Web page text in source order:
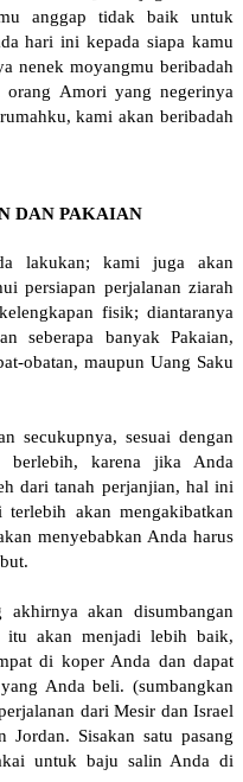
anggap tidak baik untuk
hari ini kepada siapa kamu
nenek moyangmu beribadah
orang Amori yang negerinya
kami akan beribadah
DAN PAKAIAN
lakukan; kami juga akan
persiapan perjalanan ziarah
fisik; diantaranya
seberapa banyak Pakaian,
obatan, maupun Uang Saku
secukupnya, sesuai dengan
karena jika Anda
dari tanah perjanjian, hal ini
akan mengakibatkan
menyebabkan Anda harus
akan disumbangan
itu akan menjadi lebih baik,
di koper Anda dan dapat
Anda beli. (sumbangkan
dari Mesir dan Israel
Sisakan satu pasang
untuk baju salin Anda di